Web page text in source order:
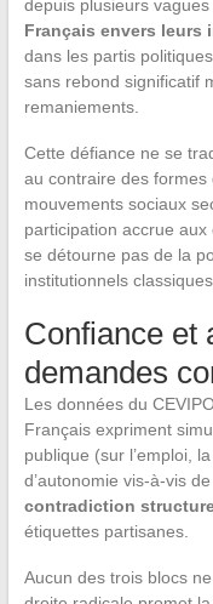
depuis plusieurs vagues
Français envers leurs
dans les partis
sans rebond significatif
remaniements.
Cette défiance ne se
au contraire des formes
mouvements sociaux
participation accrue
se détourne pas de la
institutionnels
Confiance et
demandes
Les données du
Français expriment
publique (sur l’emploi,
d’autonomie vis-à-vis
contradiction
étiquettes partisanes.
Aucun des trois blocs